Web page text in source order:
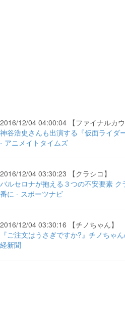
2016/12/04 04:00:04 【ファイナルカウ
神谷浩史さんも出演する『仮面ライダ
- アニメイトタイムズ
2016/12/04 03:30:23 【クラシコ】
バルセロナが抱える３つの不安要素
番に - スポーツナビ
2016/12/04 03:30:16 【チノちゃん】
『ご注文はうさぎですか?』チノちゃ
経新聞